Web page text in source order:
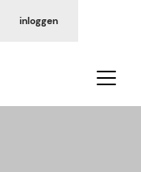
inloggen